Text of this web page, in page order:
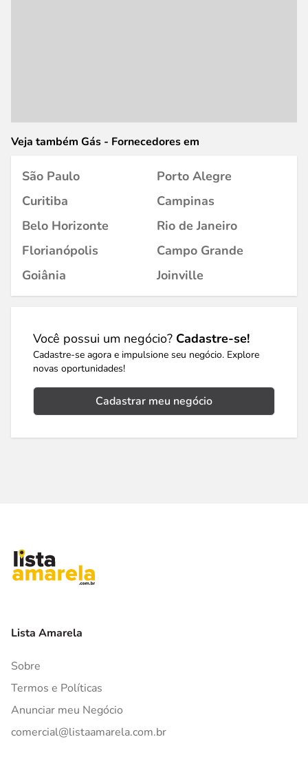
Veja também Gás - Fornecedores em
São Paulo
Porto Alegre
Curitiba
Campinas
Belo Horizonte
Rio de Janeiro
Florianópolis
Campo Grande
Goiânia
Joinville
Você possui um negócio? Cadastre-se!
Cadastre-se agora e impulsione seu negócio. Explore
novas oportunidades!
Cadastrar meu negócio
Lista Amarela
Sobre
Termos e Políticas
Anunciar meu Negócio
comercial@listaamarela.com.br